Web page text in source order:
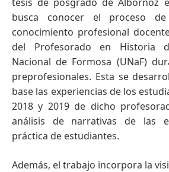
busca conocer el proceso
conocimiento profesional
del Profesorado en Historia
Nacional de Formosa (UNaF)
preprofesionales. Esta se
base las experiencias de los
2018 y 2019 de dicho
análisis de narrativas de las
práctica de estudiantes.
Además, el trabajo incorpora la